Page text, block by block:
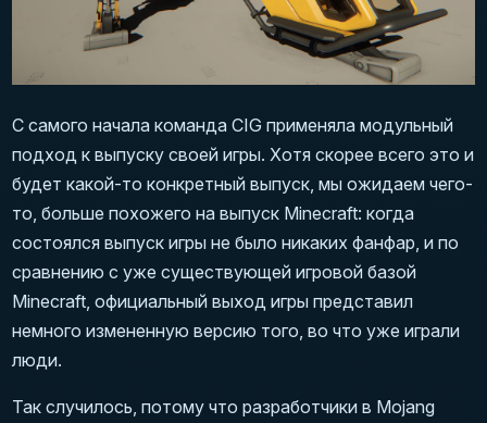
С самого начала команда CIG применяла модульный
подход к выпуску своей игры. Хотя скорее всего это и
будет какой-то конкретный выпуск, мы ожидаем чего-
то, больше похожего на выпуск Minecraft: когда
состоялся выпуск игры не было никаких фанфар, и по
сравнению с уже существующей игровой базой
Minecraft, официальный выход игры представил
немного измененную версию того, во что уже играли
люди.
Так случилось, потому что разработчики в Mojang